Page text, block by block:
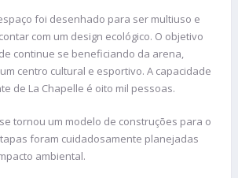
foi desenhado para ser multiuso e
com um design ecológico. O objetivo
continue se beneficiando da arena,
centro cultural e esportivo. A capacidade
de La Chapelle é oito mil pessoas.
tornou um modelo de construções para o
foram cuidadosamente planejadas
ambiental.